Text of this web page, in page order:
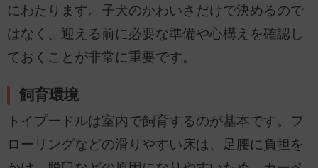
にわたります。子犬のかわいさだけで決めるので
はなく、迎える前に必要な準備や心構えを確認し
ておくことが非常に重要です。
飼育環境
トイプードルは室内で飼育するのが基本です。フ
ローリングなどの滑りやすい床は、足腰に負担を